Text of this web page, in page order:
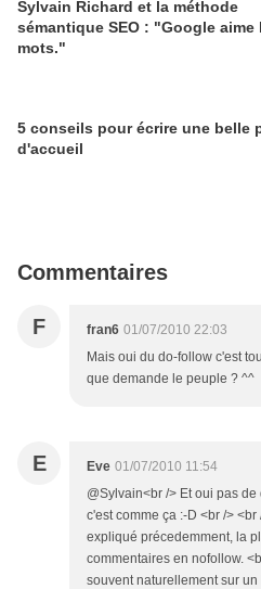
Sylvain Richard et la méthode
sémantique SEO : "Google aime
mots."
5 conseils pour écrire une belle
d'accueil
Commentaires
F fran6 01/07/2010 22:03
Mais oui du do-follow c'est
que demande le peuple ? ^^
E Eve 01/07/2010 11:54
@Sylvain<br /> Et oui pas
c'est comme ça :-D <br />
expliqué précedemment, la
commentaires en nofollow.
souvent naturellement sur